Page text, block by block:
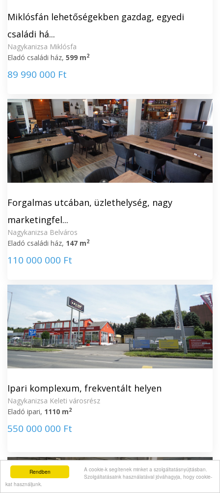
Rendben
A cookie-k segítenek minket a szolgáltatásnyújtásban.
Szolgáltatásaink használatával jóváhagyja, hogy cookie-
kat használjunk.
Miklósfán lehetőségekben gazdag, egyedi
családi há...
Nagykanizsa Miklósfa
Eladó családi ház, 599 m2
89 990 000 Ft
Forgalmas utcában, üzlethelység, nagy
marketingfel...
Nagykanizsa Belváros
Eladó családi ház, 147 m2
110 000 000 Ft
Ipari komplexum, frekventált helyen
Nagykanizsa Keleti városrész
Eladó ipari, 1110 m2
550 000 000 Ft